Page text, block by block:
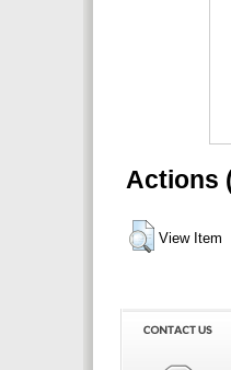
Actions
View Item